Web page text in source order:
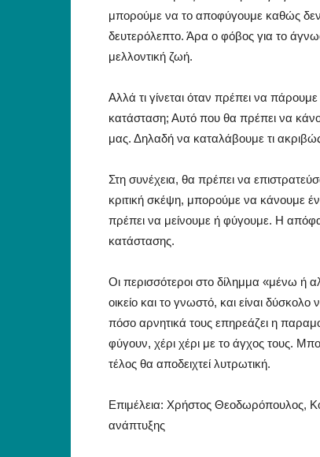
μπορούμε να το αποφύγουμε καθώς
δευτερόλεπτο. Άρα ο φόβος για το
μελλοντική ζωή.
Αλλά τι γίνεται όταν πρέπει να
κατάσταση; Αυτό που θα πρέπει να
μας. Δηλαδή να καταλάβουμε τι
Στη συνέχεια, θα πρέπει να
κριτική σκέψη, μπορούμε να κάνουμε
πρέπει να μείνουμε ή φύγουμε. Η
κατάστασης.
Οι περισσότεροι στο δίλημμα «μένω ή
οικείο και το γνωστό, και είναι
πόσο αρνητικά τους επηρεάζει η
φύγουν, χέρι χέρι με το άγχος τους.
τέλος θα αποδειχτεί λυτρωτική.
Επιμέλεια: Χρήστος Θεοδωρόπουλος,
ανάπτυξης